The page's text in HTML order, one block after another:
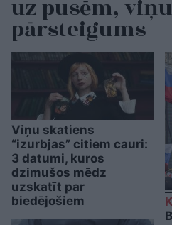
uz pusēm,
pārsteigums
Viņu skatiens
“izurbjas” citiem cauri:
3 datumi, kuros
dzimušos mēdz
uzskatīt par
biedējošiem